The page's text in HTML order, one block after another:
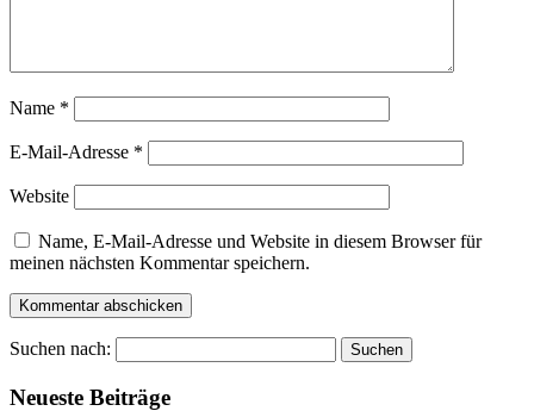
Name *
E-Mail-Adresse *
Website
Name, E-Mail-Adresse und Website in diesem Browser für
meinen nächsten Kommentar speichern.
Suchen nach:
Neueste Beiträge